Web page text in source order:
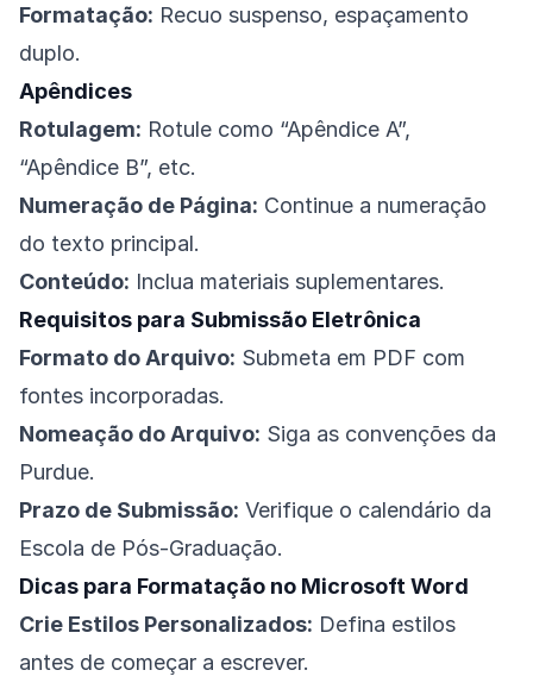
Formatação: Recuo suspenso, espaçamento
duplo.
Apêndices
Rotulagem: Rotule como “Apêndice A”,
“Apêndice B”, etc.
Numeração de Página: Continue a numeração
do texto principal.
Conteúdo: Inclua materiais suplementares.
Requisitos para Submissão Eletrônica
Formato do Arquivo: Submeta em PDF com
fontes incorporadas.
Nomeação do Arquivo: Siga as convenções da
Purdue.
Prazo de Submissão: Verifique o calendário da
Escola de Pós-Graduação.
Dicas para Formatação no Microsoft Word
Crie Estilos Personalizados: Defina estilos
antes de começar a escrever.